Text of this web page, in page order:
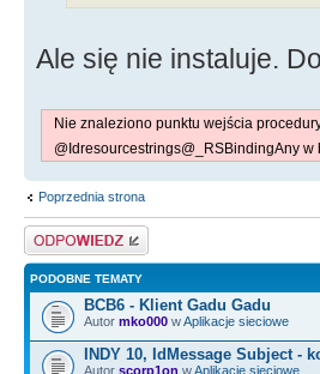
Ale się nie instaluje.
Nie znaleziono punktu wejścia
@Idresourcestrings@_RSBindingAny
Poprzednia strona
Odpowiedz
PODOBNE TEMATY
BCB6 - Klient Gadu Gadu
Autor mko000 wAplikacje sieciowe
INDY 10, IdMessage Subject -
Autor scorp1on wAplikacje sieciowe